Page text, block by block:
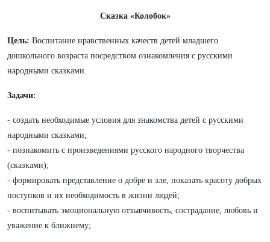
Сказка «Колобок»
Цель: Воспитание нравственных качеств детей младшего
дошкольного возраста посредством ознакомления с русскими
народными сказками.
Задачи:
- создать необходимые условия для знакомства детей с русскими
народными сказками;
- познакомить с произведениями русского народного творчества
(сказками);
- формировать представление о добре и зле, показать красоту добрых
поступков и их необходимость в жизни людей;
- воспитывать эмоциональную отзывчивость, сострадание, любовь и
уважение к ближнему;